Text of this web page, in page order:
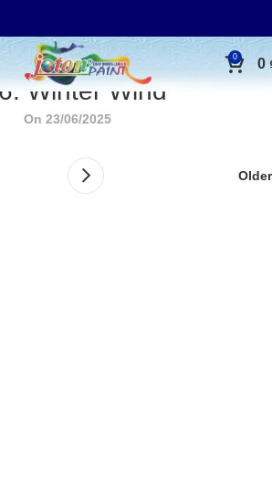
0 0
Winter Wind
On 23/06/2025
Older